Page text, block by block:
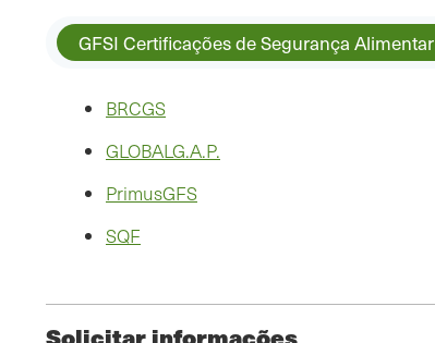
GFSI Certificações de Segurança Alimentar
BRCGS
GLOBALG.A.P.
PrimusGFS
SQF